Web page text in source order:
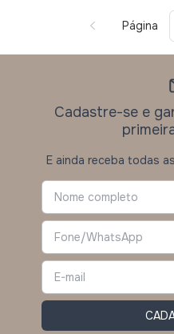
Página
Cadastre-se e
E ainda receba todas